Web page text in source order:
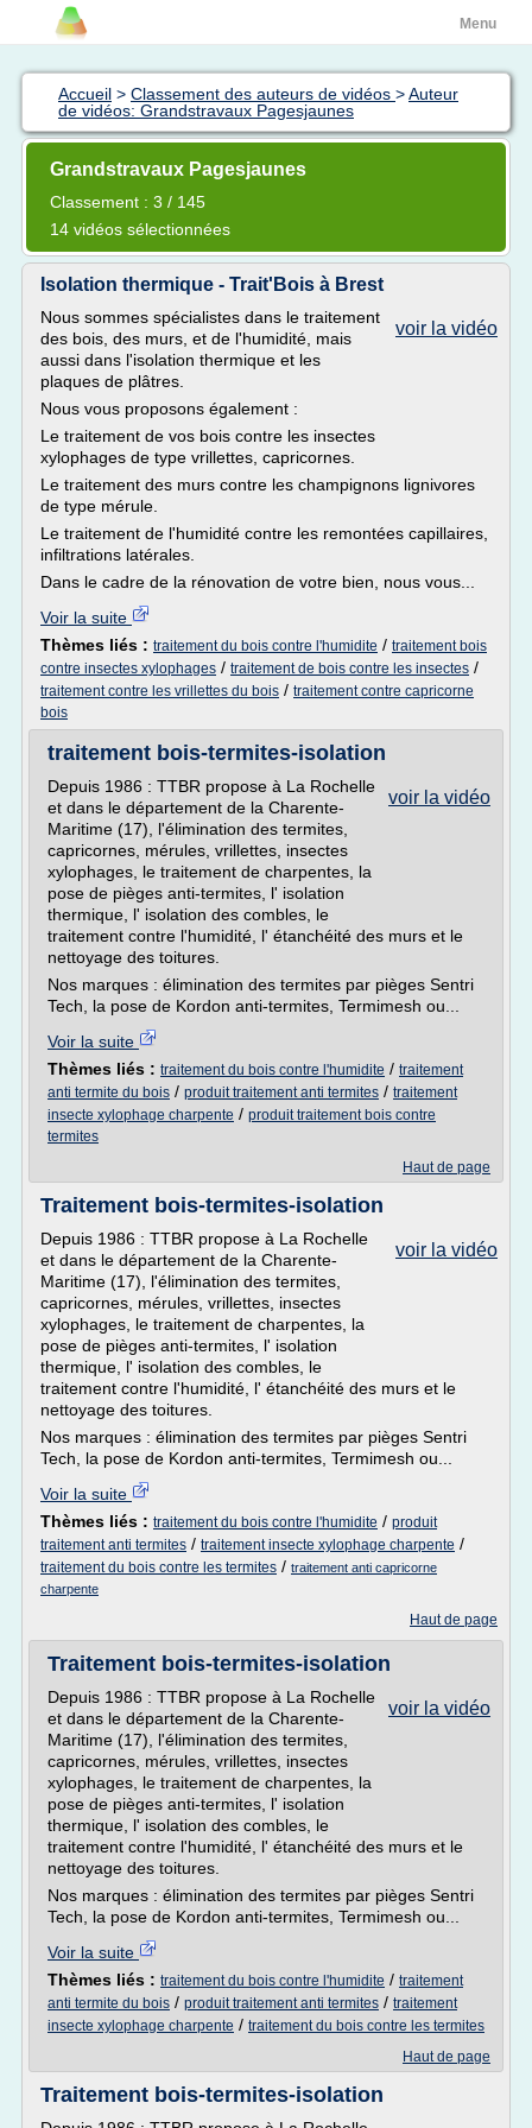
Menu
Accueil > Classement des auteurs de vidéos >Auteur
de vidéos: Grandstravaux Pagesjaunes
Grandstravaux Pagesjaunes
Classement : 3 / 145
14 vidéos sélectionnées
Isolation thermique - Trait'Bois à Brest
voir la vidéo
Nous sommes spécialistes dans le traitement
des bois, des murs, et de l'humidité, mais
aussi dans l'isolation thermique et les
plaques de plâtres.
Nous vous proposons également :
Le traitement de vos bois contre les insectes
xylophages de type vrillettes, capricornes.
Le traitement des murs contre les champignons lignivores
de type mérule.
Le traitement de l'humidité contre les remontées capillaires,
infiltrations latérales.
Dans le cadre de la rénovation de votre bien, nous vous...
Voir la suite
Thèmes liés : traitement du bois contre l'humidite / traitement bois
contre insectes xylophages / traitement de bois contre les insectes /
traitement contre les vrillettes du bois / traitement contre capricorne
bois
traitement bois-termites-isolation
voir la vidéo
Depuis 1986 : TTBR propose à La Rochelle
et dans le département de la Charente-
Maritime (17), l'élimination des termites,
capricornes, mérules, vrillettes, insectes
xylophages, le traitement de charpentes, la
pose de pièges anti-termites, l' isolation
thermique, l' isolation des combles, le
traitement contre l'humidité, l' étanchéité des murs et le
nettoyage des toitures.
Nos marques : élimination des termites par pièges Sentri
Tech, la pose de Kordon anti-termites, Termimesh ou...
Voir la suite
Thèmes liés : traitement du bois contre l'humidite / traitement
anti termite du bois / produit traitement anti termites / traitement
insecte xylophage charpente / produit traitement bois contre
termites
Haut de page
Traitement bois-termites-isolation
voir la vidéo
Depuis 1986 : TTBR propose à La Rochelle
et dans le département de la Charente-
Maritime (17), l'élimination des termites,
capricornes, mérules, vrillettes, insectes
xylophages, le traitement de charpentes, la
pose de pièges anti-termites, l' isolation
thermique, l' isolation des combles, le
traitement contre l'humidité, l' étanchéité des murs et le
nettoyage des toitures.
Nos marques : élimination des termites par pièges Sentri
Tech, la pose de Kordon anti-termites, Termimesh ou...
Voir la suite
Thèmes liés : traitement du bois contre l'humidite / produit
traitement anti termites / traitement insecte xylophage charpente /
traitement du bois contre les termites / traitement anti capricorne
charpente
Haut de page
Traitement bois-termites-isolation
voir la vidéo
Depuis 1986 : TTBR propose à La Rochelle
et dans le département de la Charente-
Maritime (17), l'élimination des termites,
capricornes, mérules, vrillettes, insectes
xylophages, le traitement de charpentes, la
pose de pièges anti-termites, l' isolation
thermique, l' isolation des combles, le
traitement contre l'humidité, l' étanchéité des murs et le
nettoyage des toitures.
Nos marques : élimination des termites par pièges Sentri
Tech, la pose de Kordon anti-termites, Termimesh ou...
Voir la suite
Thèmes liés : traitement du bois contre l'humidite / traitement
anti termite du bois / produit traitement anti termites / traitement
insecte xylophage charpente / traitement du bois contre les termites
Haut de page
Traitement bois-termites-isolation